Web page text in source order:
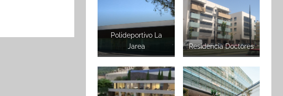
Polideportivo La
Jarea
Residencia Doctores